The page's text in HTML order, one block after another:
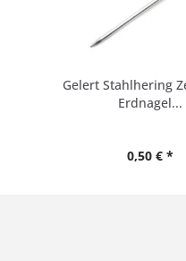
Gelert Stahlhering
Erdnagel...
0,50 € *